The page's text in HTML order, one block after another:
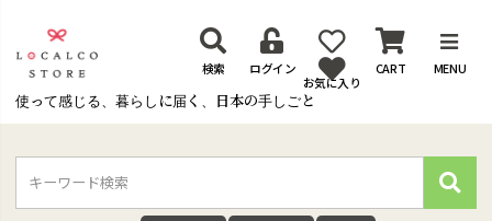
使って感じる、暮らしに届く、日本の手しごと
検索
ログイン
お気に入り
CART MENU
検
索